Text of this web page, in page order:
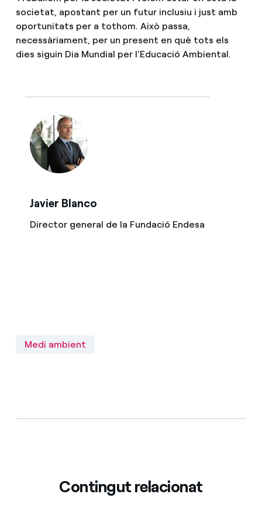
societat, apostant per un futur inclusiu i just amb
oportunitats per a tothom. Això passa,
necessàriament, per un present en què tots els
dies siguin Dia Mundial per l'Educació Ambiental.
Javier Blanco
Director general de la Fundació Endesa
Medi ambient
Contingut relacionat